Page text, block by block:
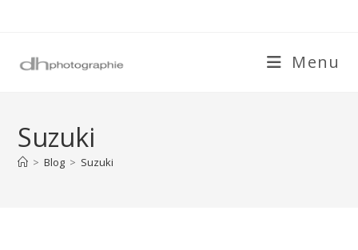
Menu
Suzuki
> Blog > Suzuki